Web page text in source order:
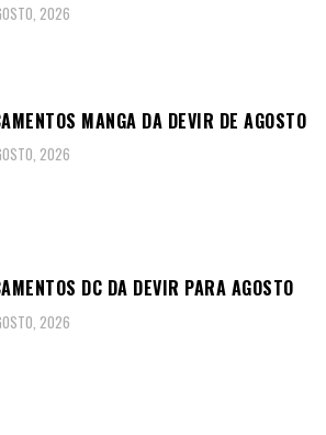
2026
MANGA DA DEVIR DE AGOSTO
2026
DC DA DEVIR PARA AGOSTO
2026